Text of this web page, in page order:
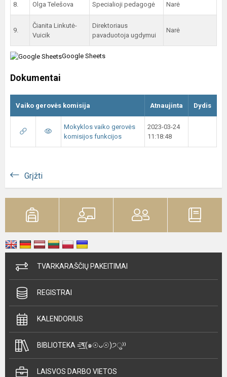
8. Olga Telešova Specialioji pedagogė Narė
9.
Čianita Linkutė-
Vuicik
Direktoriaus
pavaduotoja ugdymui
Narė
Google Sheets
Dokumentai
Vaiko gerovės komisija Atnaujinta Dydis
Mokyklos vaiko gerovės
komisijos funkcijos
2023-03-24
11:18:48
Grįžti
TVARKARAŠČIŲ PAKEITIMAI
REGISTRAI
KALENDORIUS
BIBLIOTEKA =͟͟͞͞٩(๑☉ᴗ☉)੭ु⁾⁾
LAISVOS DARBO VIETOS